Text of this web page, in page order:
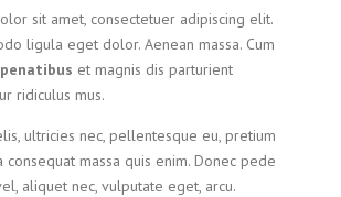
sit amet, consectetuer adipiscing elit.
ligula eget dolor. Aenean massa. Cum
penatibus et magnis dis parturient
ridiculus mus.
ultricies nec, pellentesque eu, pretium
consequat massa quis enim. Donec pede
aliquet nec, vulputate eget, arcu.